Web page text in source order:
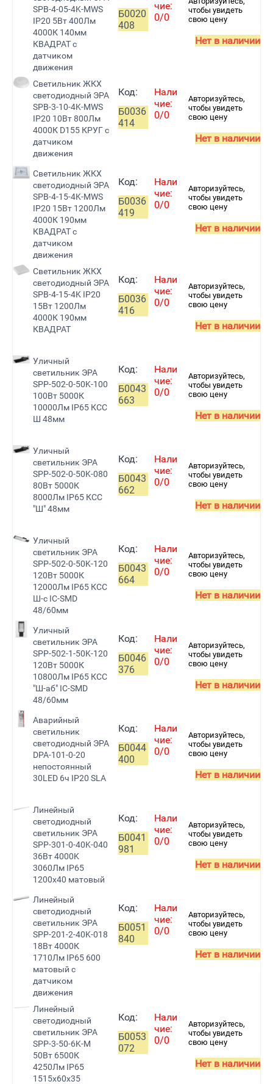
SPB-4-05-4K-MWS
IP20 5Вт 400Лм
4000К 140мм
КВАДРАТ с
датчиком
движения
Б0020
408
чие:
0/0
чтобы увидеть
свою цену
Нет в наличии
Светильник ЖКХ
светодиодный ЭРА
SPB-3-10-4K-MWS
IP20 10Вт 800Лм
4000К D155 КРУГ с
датчиком
движения
Код:
Б0036
414
Нали
чие:
0/0
Авторизуйтесь,
чтобы увидеть
свою цену
Нет в наличии
Светильник ЖКХ
светодиодный ЭРА
SPB-4-15-4K-MWS
IP20 15Вт 1200Лм
4000К 190мм
КВАДРАТ с
датчиком
движения
Код:
Б0036
419
Нали
чие:
0/0
Авторизуйтесь,
чтобы увидеть
свою цену
Нет в наличии
Светильник ЖКХ
светодиодный ЭРА
SPB-4-15-4K IP20
15Вт 1200Лм
4000К 190мм
КВАДРАТ
Код:
Б0036
416
Нали
чие:
0/0
Авторизуйтесь,
чтобы увидеть
свою цену
Нет в наличии
Уличный
светильник ЭРА
SPP-502-0-50K-100
100Вт 5000К
10000Лм IP65 КСС
Ш 48мм
Код:
Б0043
663
Нали
чие:
0/0
Авторизуйтесь,
чтобы увидеть
свою цену
Нет в наличии
Уличный
светильник ЭРА
SPP-502-0-50K-080
80Вт 5000К
8000Лм IP65 КСС
"Ш" 48мм
Код:
Б0043
662
Нали
чие:
0/0
Авторизуйтесь,
чтобы увидеть
свою цену
Нет в наличии
Уличный
светильник ЭРА
SPP-502-0-50K-120
120Вт 5000К
12000Лм IP65 КСС
Ш-с IC-SMD
48/60мм
Код:
Б0043
664
Нали
чие:
0/0
Авторизуйтесь,
чтобы увидеть
свою цену
Нет в наличии
Уличный
светильник ЭРА
SPP-502-1-50K-120
120Вт 5000К
10800Лм IP65 КСС
"Ш-аб" IC-SMD
48/60мм
Код:
Б0046
376
Нали
чие:
0/0
Авторизуйтесь,
чтобы увидеть
свою цену
Нет в наличии
Аварийный
светильник
светодиодный ЭРА
DPA-101-0-20
непостоянный
30LED 6ч IP20 SLA
Код:
Б0044
400
Нали
чие:
0/0
Авторизуйтесь,
чтобы увидеть
свою цену
Нет в наличии
Линейный
светодиодный
светильник ЭРА
SPP-301-0-40K-040
36Вт 4000K
3060Лм IP65
1200х40 матовый
Код:
Б0041
981
Нали
чие:
0/0
Авторизуйтесь,
чтобы увидеть
свою цену
Нет в наличии
Линейный
светодиодный
светильник ЭРА
SPP-201-2-40K-018
18Вт 4000К
1710Лм IP65 600
матовый с
датчиком
движения
Код:
Б0051
840
Нали
чие:
0/0
Авторизуйтесь,
чтобы увидеть
свою цену
Нет в наличии
Линейный
светодиодный
светильник ЭРА
SPP-3-50-6K-M
50Вт 6500К
4250Лм IP65
1515х60х35
Код:
Б0053
072
Нали
чие:
0/0
Авторизуйтесь,
чтобы увидеть
свою цену
Нет в наличии